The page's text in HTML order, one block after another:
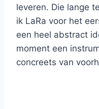
leveren. Die lange
ik LaRa voor het
een heel abstract
moment een
concreets van